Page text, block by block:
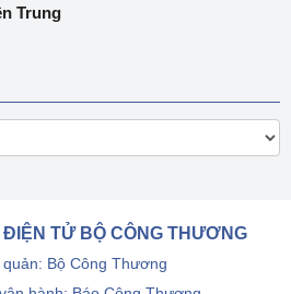
Trung
ĐIỆN TỬ BỘ CÔNG THƯƠNG
Bộ Công Thương